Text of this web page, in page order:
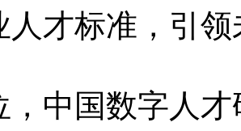
人才标准，引
，中国数字人